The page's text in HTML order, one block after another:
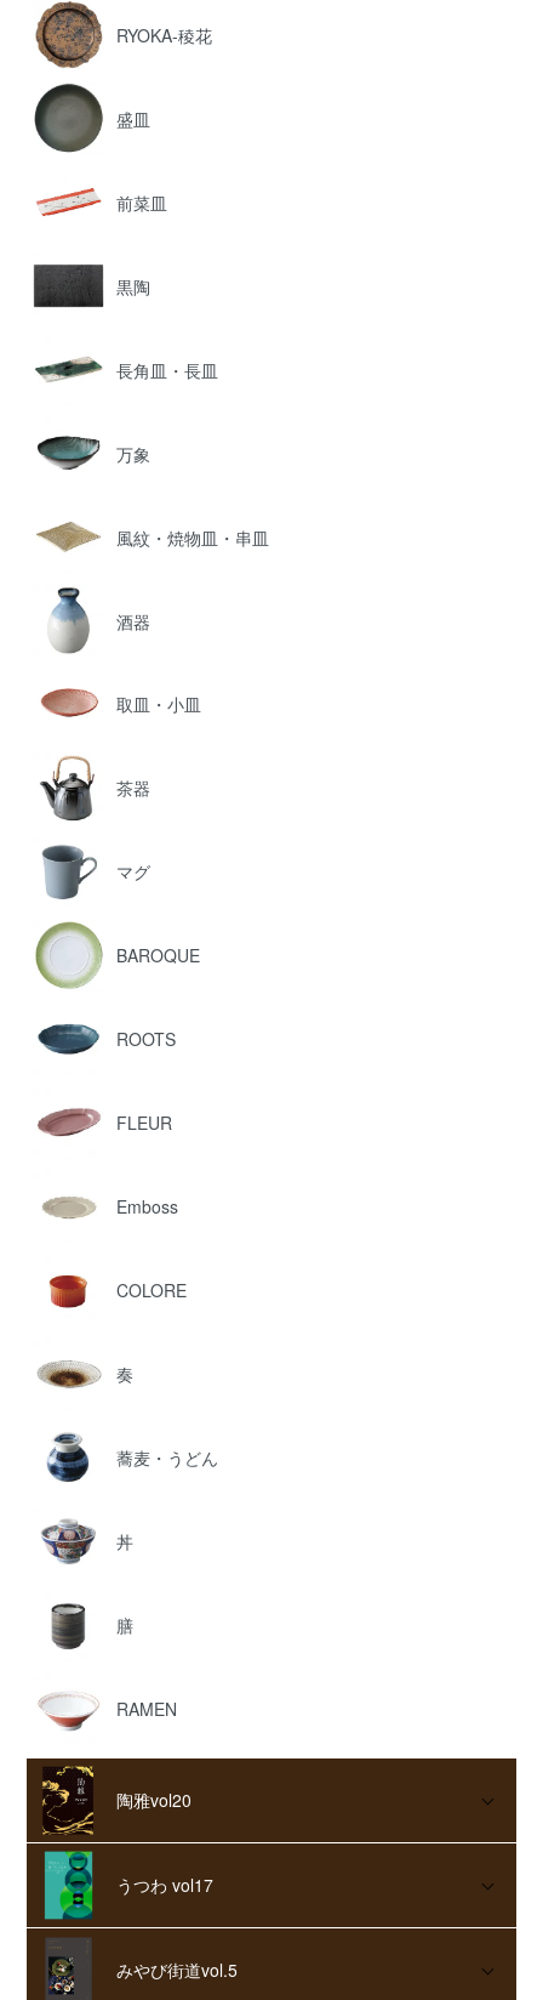
RYOKA-稜花
盛皿
前菜皿
黒陶
長角皿・長皿
万象
風紋・焼物皿・串皿
酒器
取皿・小皿
茶器
マグ
BAROQUE
ROOTS
FLEUR
Emboss
COLORE
奏
蕎麦・うどん
丼
膳
RAMEN
陶雅vol20
うつわ vol17
みやび街道vol.5